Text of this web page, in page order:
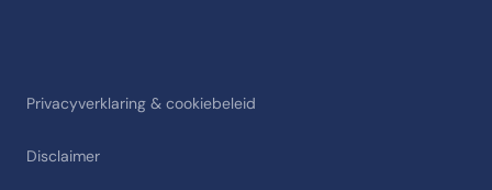
Privacyverklaring & cookiebeleid
Disclaimer